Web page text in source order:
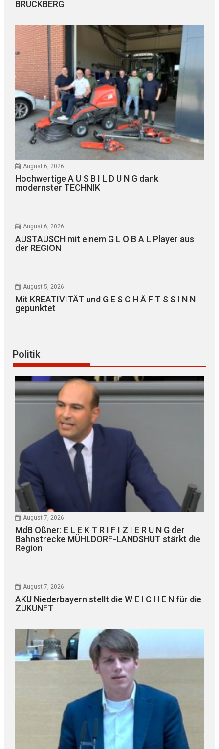
BRUCKBERG
August 6, 2026
Hochwertige A U S B I L D U N G dank
modernster TECHNIK
August 6, 2026
AUSTAUSCH mit einem G L O B A L Player aus
der REGION
August 5, 2026
Mit KREATIVITÄT und G E S C H Ä F T S S I N N
gepunktet
Politik
August 7, 2026
MdB Oßner: E L E K T R I F I Z I E R U N G der
Bahnstrecke MÜHLDORF-LANDSHUT stärkt die
Region
August 7, 2026
AKU Niederbayern stellt die W E I C H E N für die
ZUKUNFT